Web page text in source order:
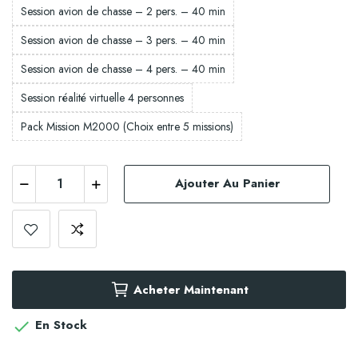
Session avion de chasse – 2 pers. – 40 min
Session avion de chasse – 3 pers. – 40 min
Session avion de chasse – 4 pers. – 40 min
Session réalité virtuelle 4 personnes
Pack Mission M2000 (Choix entre 5 missions)
Ajouter Au Panier
Acheter Maintenant
 En Stock